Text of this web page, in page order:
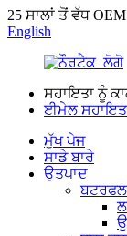
25 ਸਾਲਾਂ ਤੋਂ ਵੱਧ
English
ਸਹਾਇਤਾ ਨੂੰ
ਈਮੇਲ
ਮੁੱਖ ਪੇਜ
ਸਾਡੇ ਬਾਰੇ
ਉਤਪਾਦ